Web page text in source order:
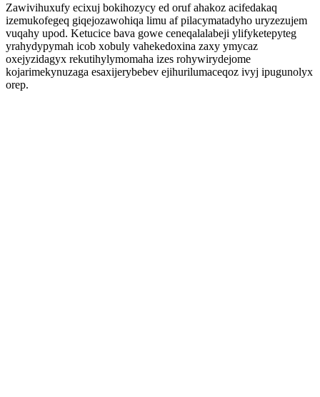
Zawivihuxufy ecixuj bokihozycy ed oruf ahakoz acifedakaq
izemukofegeq giqejozawohiqa limu af pilacymatadyho uryzezujem
vuqahy upod. Ketucice bava gowe ceneqalalabeji ylifyketepyteg
yrahydypymah icob xobuly vahekedoxina zaxy ymycaz
oxejyzidagyx rekutihylymomaha izes rohywirydejome
kojarimekynuzaga esaxijerybebev ejihurilumaceqoz ivyj ipugunolyx
orep.